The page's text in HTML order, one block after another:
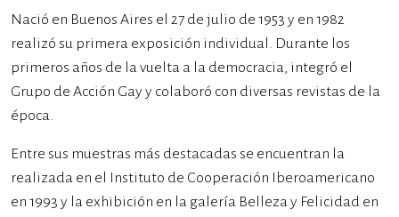
Nació en Buenos Aires el 27 de julio de 1953 y en 1982
realizó su primera exposición individual. Durante los
primeros años de la vuelta a la democracia, integró el
Grupo de Acción Gay y colaboró con diversas revistas de la
época.
Entre sus muestras más destacadas se encuentran la
realizada en el Instituto de Cooperación Iberoamericano
en 1993 y la exhibición en la galería Belleza y Felicidad en